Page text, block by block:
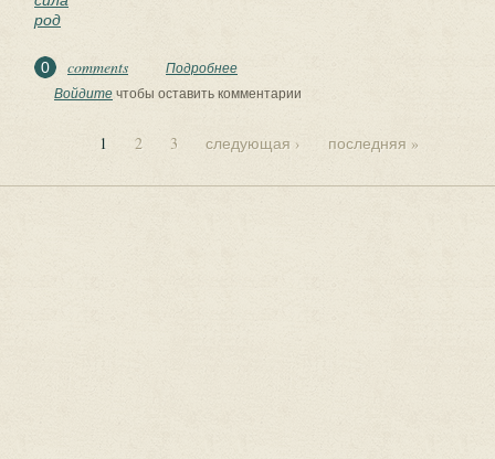
род
0 comments Подробнее
Славянский Род, За детей и предков
Войдитечтобы оставить комментарии
Страницы
1 2 3 следующая › последняя »